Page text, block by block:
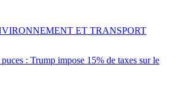
: Trump impose 15% de taxes sur le
ET TRANSPORT